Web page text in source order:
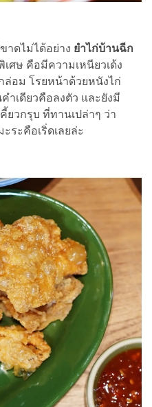
าดไม่ได้อย่าง ยำไก่บ้านฉีก
ศษ คือมีความเหนียวเด้ง
อม โรยหน้าด้วยหนังไก่
เดียวคือลงตัว และยังมี
ยวกรุบ ที่ทานเปล่าๆ ว่า
ระคือเริ่ดเลยล่ะ